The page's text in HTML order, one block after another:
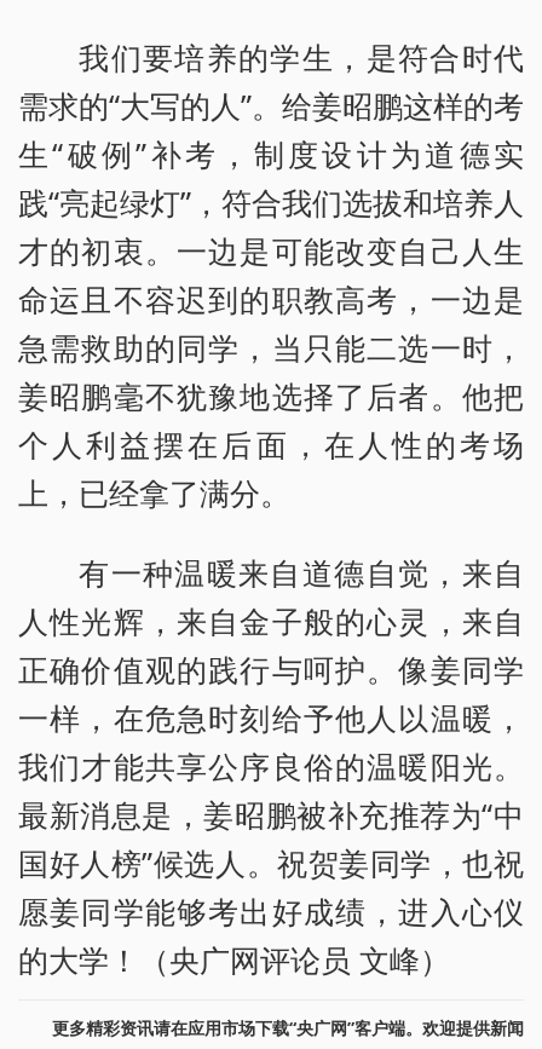
我们要培养的学生，是符合时代
需求的“大写的人”。给姜昭鹏这样的考
生“破例”补考，制度设计为道德实
践“亮起绿灯”，符合我们选拔和培养人
才的初衷。一边是可能改变自己人生
命运且不容迟到的职教高考，一边是
急需救助的同学，当只能二选一时，
姜昭鹏毫不犹豫地选择了后者。他把
个人利益摆在后面，在人性的考场
上，已经拿了满分。
有一种温暖来自道德自觉，来自
人性光辉，来自金子般的心灵，来自
正确价值观的践行与呵护。像姜同学
一样，在危急时刻给予他人以温暖，
我们才能共享公序良俗的温暖阳光。
最新消息是，姜昭鹏被补充推荐为“中
国好人榜”候选人。祝贺姜同学，也祝
愿姜同学能够考出好成绩，进入心仪
的大学！（央广网评论员 文峰）
更多精彩资讯请在应用市场下载“央广网”客户端。欢迎提供新闻